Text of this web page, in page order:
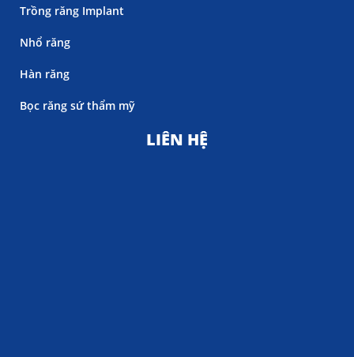
Trồng răng Implant
Nhổ răng
Hàn răng
Bọc răng sứ thẩm mỹ
LIÊN HỆ